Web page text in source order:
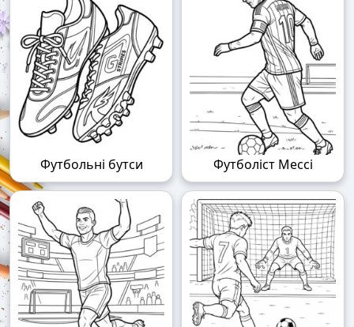
Футбольні бутси Футболіст Мессі